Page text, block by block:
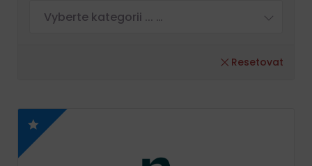
Vyberte kategorii ... …
Resetovat